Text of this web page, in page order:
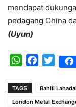
mendapat
pedagang China
(Uyun)
WhatsAppFacebook
TAGS Bahlil
London Metal